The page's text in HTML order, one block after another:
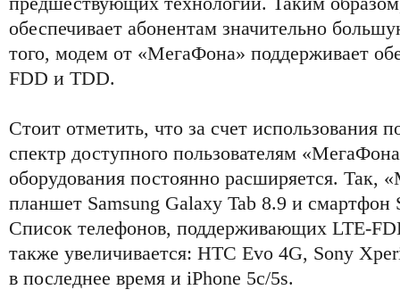
обеспечивает абонентам значительно
того, модем от «МегаФона» поддерживает
FDD и TDD.
Стоит отметить, что за счет использования
спектр доступного пользователям
оборудования постоянно расширяется. Так,
планшет Samsung Galaxy Tab 8.9 и смартфон
Список телефонов, поддерживающих LTE-
также увеличивается: НТС Evo 4G, Sony
в последнее время и iPhone 5c/5s.